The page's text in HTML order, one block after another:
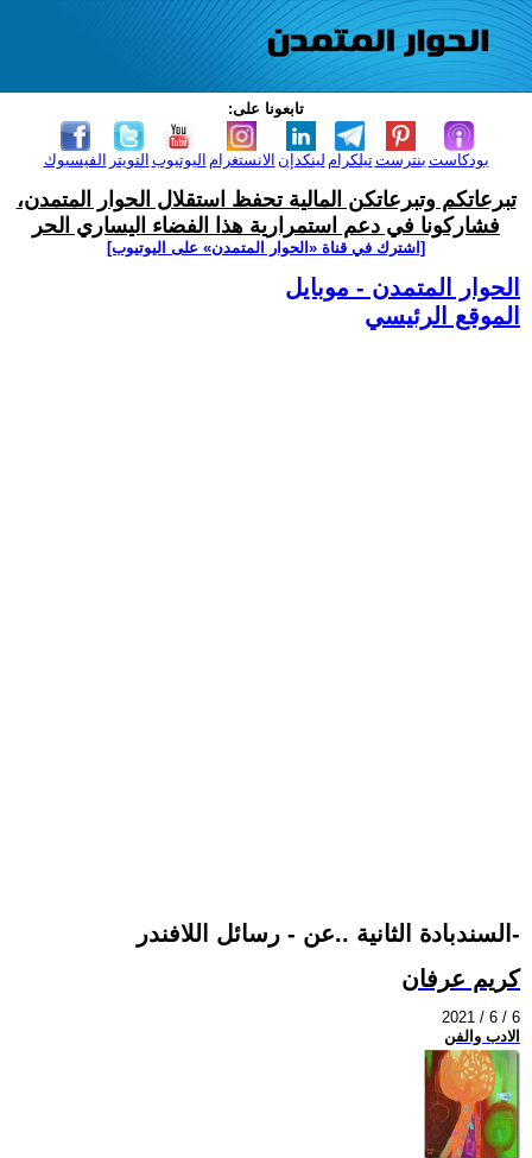
تابعونا على:
الفيسبوك التويتر اليوتيوب الانستغرام لينكدإن تيلكرامبنترست بودكاست
تبرعاتكم وتبرعاتكن المالية تحفظ استقلال الحوار المتمدن،
فشاركونا في دعم استمرارية هذا الفضاء اليساري الحر
[اشترك في قناة ‫«الحوار المتمدن» على اليوتيوب]
الحوار المتمدن - موبايل
الموقع الرئيسي
السندبادة الثانية ..عن - رسائل اللافندر-
كريم عرفان
2021 / 6 / 6
الادب والفن